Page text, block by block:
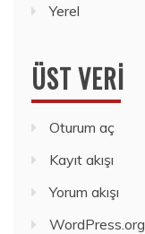
Yerel
ÜST VERI
Oturum aç
Kayıt akışı
Yorum akışı
WordPress.org